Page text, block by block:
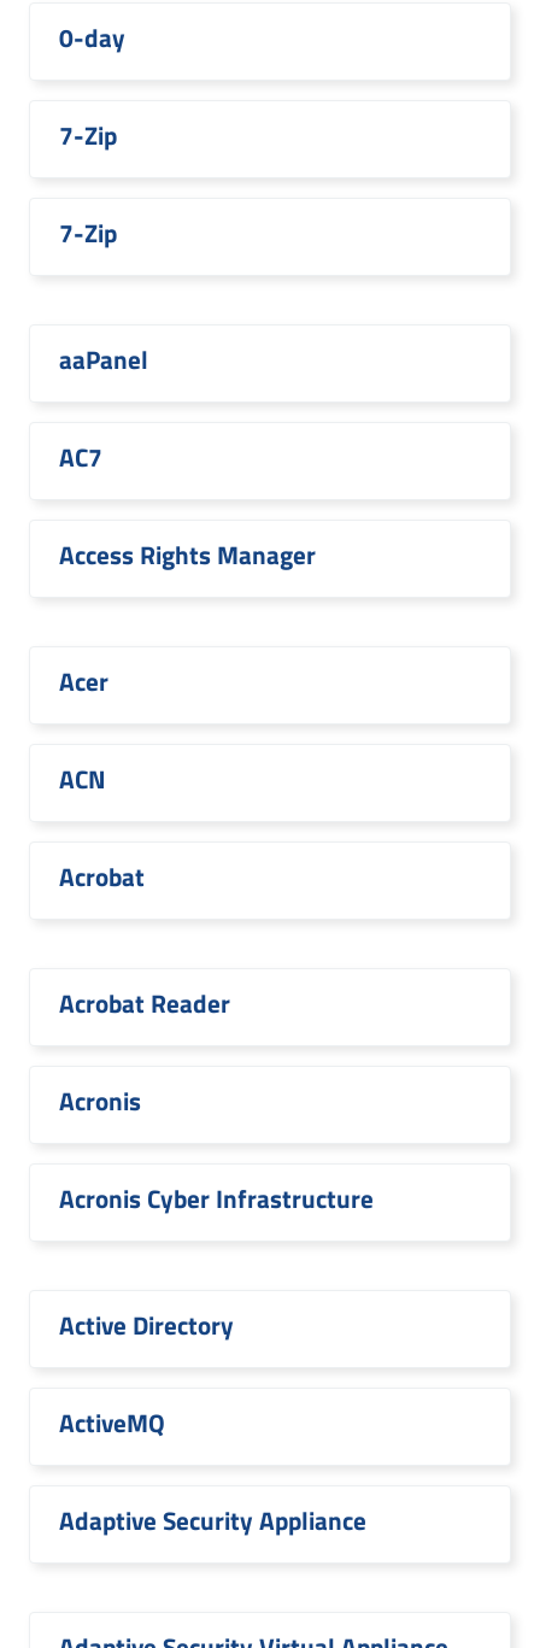
0-day
7-Zip
7-Zip
aaPanel
AC7
Access Rights Manager
Acer
ACN
Acrobat
Acrobat Reader
Acronis
Acronis Cyber Infrastructure
Active Directory
ActiveMQ
Adaptive Security Appliance